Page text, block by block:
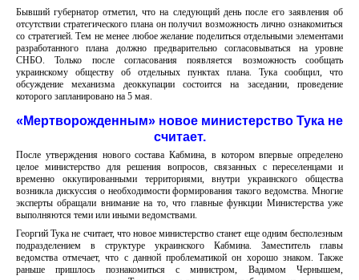
Бывший губернатор отметил, что на следующий день после его заявления об
отсутствии стратегического плана он получил возможность лично ознакомиться
со стратегией. Тем не менее любое желание поделиться отдельными элементами
разработанного плана должно предварительно согласовываться на уровне
СНБО. Только после согласования появляется возможность сообщать
украинскому обществу об отдельных пунктах плана. Тука сообщил, что
обсуждение механизма деоккупации состоится на заседании, проведение
которого запланировано на 5 мая.
«Мертворожденным» новое министерство Тука не
считает.
После утверждения нового состава Кабмина, в котором впервые определено
целое министерство для решения вопросов, связанных с переселенцами и
временно оккупированными территориями, внутри украинского общества
возникла дискуссия о необходимости формирования такого ведомства. Многие
эксперты обращали внимание на то, что главные функции Министерства уже
выполняются теми или иными ведомствами.
Георгий Тука не считает, что новое министерство станет еще одним бесполезным
подразделением в структуре украинского Кабмина. Заместитель главы
ведомства отмечает, что с данной проблематикой он хорошо знаком. Также
раньше пришлось познакомиться с министром, Вадимом Чернышем,